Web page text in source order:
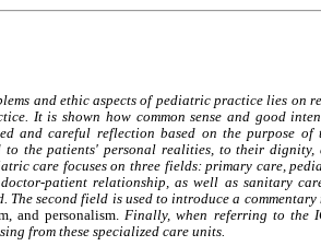
and ethic aspects of pediatric practice lies on
It is shown how common sense and good
and careful reflection based on the purpose
to the patients' personal realities, to their
care focuses on three fields: primary care,
patient relationship, as well as sanitary
The second field is used to introduce a
and personalism. Finally, when referring to the
from these specialized care units.